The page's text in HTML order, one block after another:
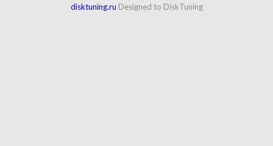
disktuning.ru Designed to DiskTuning